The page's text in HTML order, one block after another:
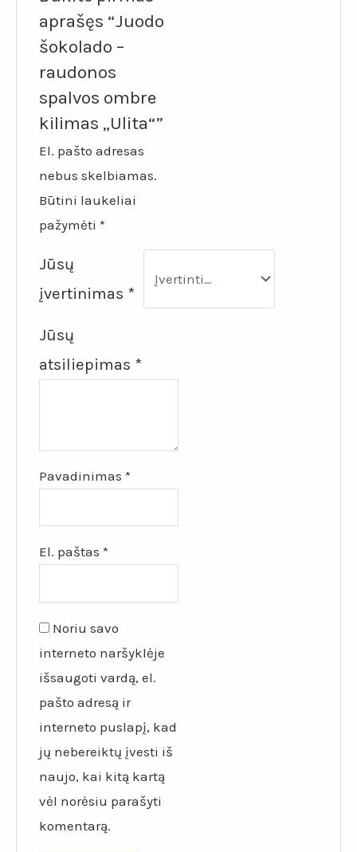
aprašęs “Juodo
šokolado –
raudonos
spalvos ombre
kilimas „Ulita“”
El. pašto adresas
nebus skelbiamas.
Būtini laukeliai
pažymėti*
Jūsų
įvertinimas *
Jūsų
atsiliepimas *
Pavadinimas*
El. paštas*
Noriu savo
interneto naršyklėje
išsaugoti vardą, el.
pašto adresą ir
interneto puslapį, kad
jų nebereiktų įvesti iš
naujo, kai kitą kartą
vėl norėsiu parašyti
komentarą.